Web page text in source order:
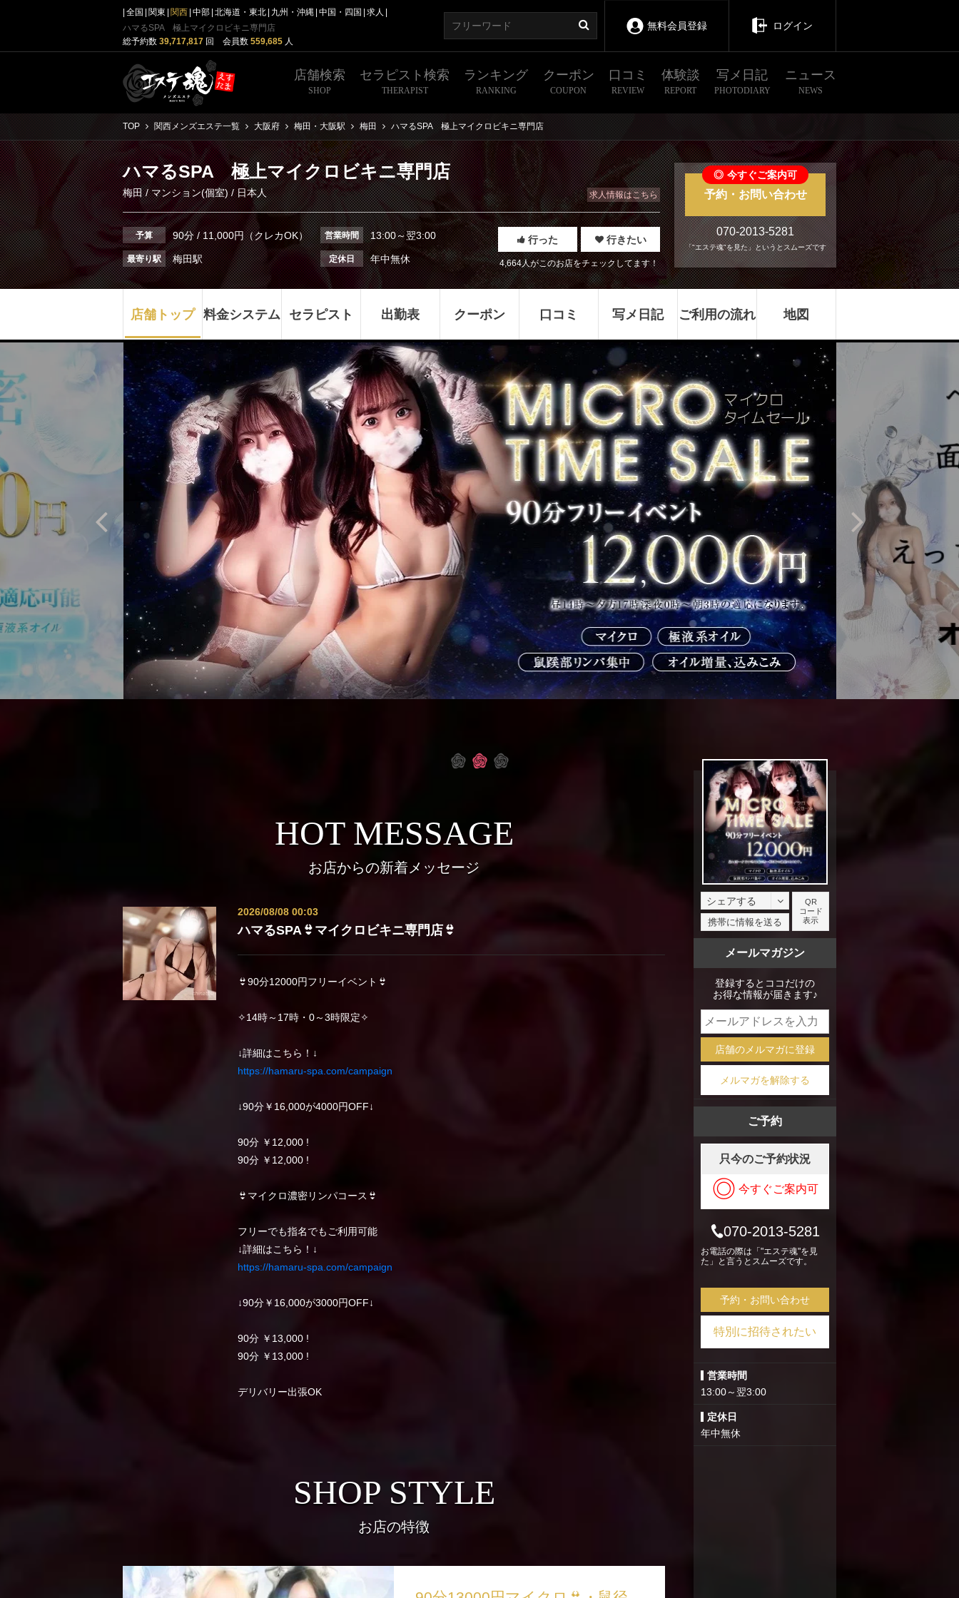
全国 関東 関西 中部 北海道・東北 九州・沖縄 中国・四国
求人
ハマるSPA 極上マイクロビキニ専門店
総予約数 39,717,817 回 会員数 559,685 人
無料会員登録 ログイン
店舗検索
SHOP
セラピスト検索
THERAPIST
ランキング
RANKING
クーポン
COUPON
口コミ
REVIEW
体験談
REPORT
写メ日記
PHOTODIARY
ニュース
NEWS
TOP 関西メンズエステ一覧 大阪府 梅田・大阪駅 梅田 ハマるSPA 極上マイクロビキニ専門店
ハマるSPA 極上マイクロビキニ専門店
梅田/マンション(個室)/ 日本人
予算 90分 / 11,000円（クレカOK） 営業時間 13:00～翌3:00
最寄り駅 梅田駅 定休日 年中無休
行った 行きたい
4,664人がこのお店をチェックしてます！
求人情報はこちら
◎ 今すぐご案内可
予約・お問い合わせ
070-2013-5281
「"エステ魂"を見た」というとスムーズです
店舗トップ 料金システム セラピスト 出勤表 クーポン 口コミ 写メ日記 ご利用の流れ 地図
HOT MESSAGE
お店からの新着メッセージ
2026/08/08 00:03
ハマるSPA👙マイクロビキニ専門店👙
👙90分12000円フリーイベント👙
✧14時～17時・0～3時限定✧
↓詳細はこちら！↓
https://hamaru-spa.com/campaign
↓90分￥16,000が4000円OFF↓
90分 ￥12,000 !
90分 ￥12,000 !
👙マイクロ濃密リンパコース👙
フリーでも指名でもご利用可能
↓詳細はこちら！↓
https://hamaru-spa.com/campaign
↓90分￥16,000が3000円OFF↓
90分 ￥13,000 !
90分 ￥13,000 !
デリバリー出張OK
SHOP STYLE
お店の特徴
シェアする
facebook
携帯に情報を送る
QR
コード
表示
メールマガジン
登録するとココだけの
お得な情報が届きます♪
店舗のメルマガに登録
メルマガを解除する
ご予約
只今のご予約状況
◎ 今すぐご案内可
070-2013-5281
お電話の際は「"エステ魂"を見
た」と言うとスムーズです。
予約・お問い合わせ
特別に招待されたい
営業時間
13:00～翌3:00
定休日
年中無休